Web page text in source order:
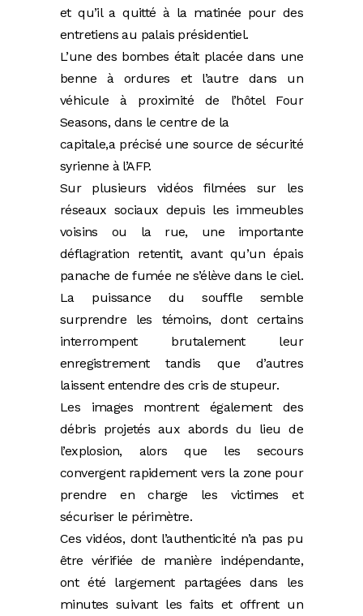
et qu’il a quitté à la matinée pour des
entretiens au palais présidentiel.
L’une des bombes était placée dans une
benne à ordures et l’autre dans un
véhicule à proximité de l’hôtel Four
Seasons, dans le centre de la
capitale,a précisé une source de sécurité
syrienne à l’AFP.
Sur plusieurs vidéos filmées sur les
réseaux sociaux depuis les immeubles
voisins ou la rue, une importante
déflagration retentit, avant qu’un épais
panache de fumée ne s’élève dans le ciel.
La puissance du souffle semble
surprendre les témoins, dont certains
interrompent brutalement leur
enregistrement tandis que d’autres
laissent entendre des cris de stupeur.
Les images montrent également des
débris projetés aux abords du lieu de
l’explosion, alors que les secours
convergent rapidement vers la zone pour
prendre en charge les victimes et
sécuriser le périmètre.
Ces vidéos, dont l’authenticité n’a pas pu
être vérifiée de manière indépendante,
ont été largement partagées dans les
minutes suivant les faits et offrent un